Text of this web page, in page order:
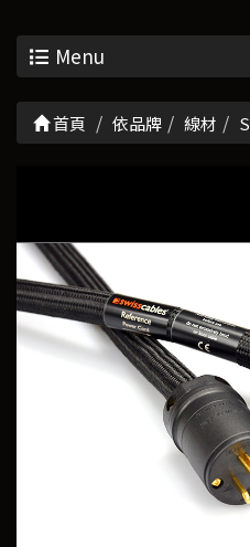
Menu
首頁 依品牌 線材